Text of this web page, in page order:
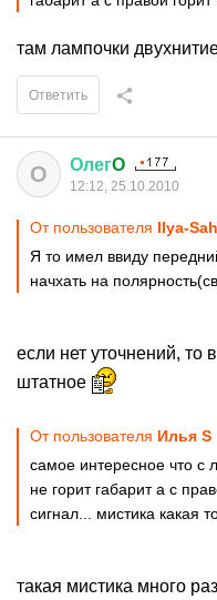
там лампочки
Ответить
О ОлегO
12:12, 25.10.2010
От пользователя Ilya-
Я то имел ввиду
начхать на
если нет уточнений, то
штатное
От пользователя Илья S
самое интересное что с
не горит габарит а с
сигнал... мистика какая
такая мистика много